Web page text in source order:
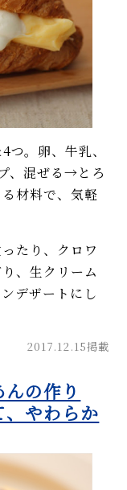
。卵、牛乳、
、混ぜる→とろ
材料で、気軽
たり、クロワ
、生クリーム
デザートにし
2017.12.15掲載
の作り
やわらか